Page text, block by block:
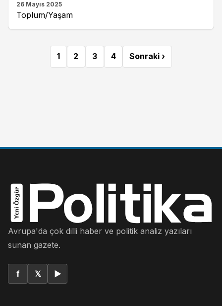
26 Mayıs 2025
Toplum/Yaşam
1 2 3 4 Sonraki ›
Avrupa'da çok dilli haber ve politik analiz yazıları
sunan gazete.
f 𝕏 ▶